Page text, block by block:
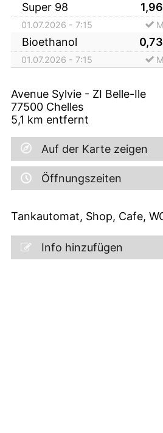
Super 98
01.07.2026 - 7:15
Bioethanol
01.07.2026 - 7:15
Avenue Sylvie - ZI Belle-Ile
77500 Chelles
5,1 km entfernt
Auf der Karte zeigen
Öffnungszeiten
Tankautomat, Shop, Cafe,
Info hinzufügen